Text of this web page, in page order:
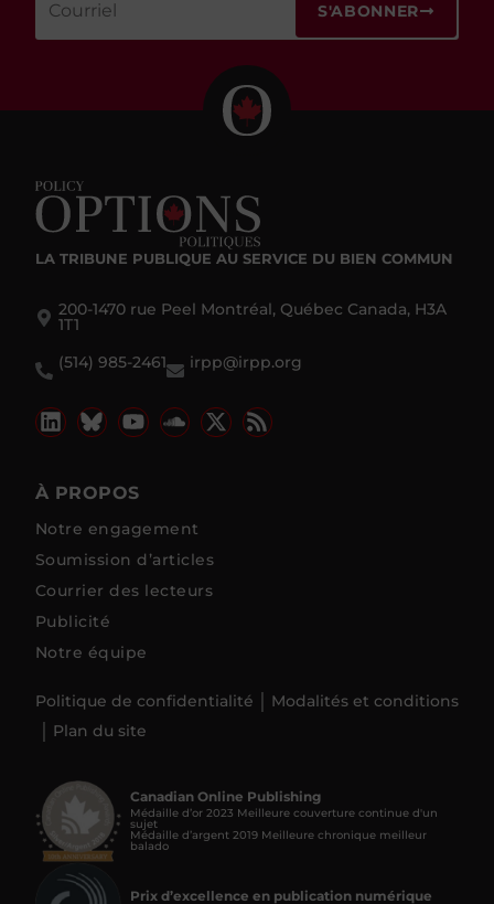
S'ABONNER
LA TRIBUNE PUBLIQUE AU SERVICE DU BIEN COMMUN
200-1470 rue Peel Montréal, Québec Canada, H3A
1T1
(514) 985-2461
irpp@irpp.org
À PROPOS
Notre engagement
Soumission d’articles
Courrier des lecteurs
Publicité
Notre équipe
Politique de confidentialité
Modalités et conditions
Plan du site
Canadian Online Publishing
Médaille d’or 2023 Meilleure couverture continue d'un
sujet
Médaille d’argent 2019 Meilleure chronique meilleur
balado
Prix d’excellence en publication numérique